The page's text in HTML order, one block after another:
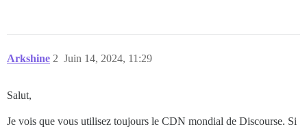
Arkshine Juin 14, 2024, 11:29
2
Salut,
Je vois que vous utilisez toujours le CDN mondial de Discourse. Si